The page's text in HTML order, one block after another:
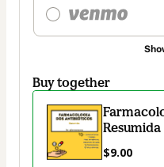
Buy together
Resumida
$9.00